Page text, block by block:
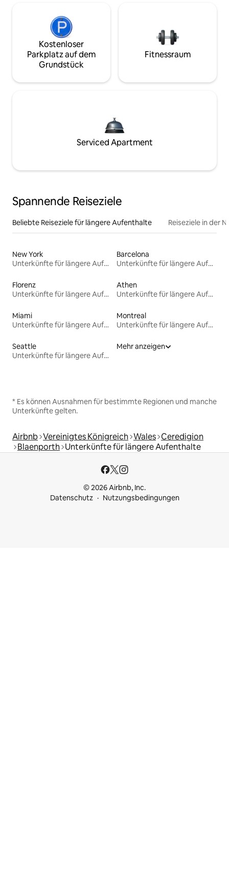
Kostenloser
Parkplatz auf dem
Grundstück
Fitnessraum
Serviced Apartment
Spannende Reiseziele
Beliebte Reiseziele für längere Aufenthalte Reiseziele in der
New York
Unterkünfte für längere Aufenthalte
Barcelona
Unterkünfte für längere Aufenthalte
Florenz
Unterkünfte für längere Aufenthalte
Athen
Unterkünfte für längere Aufenthalte
Miami
Unterkünfte für längere Aufenthalte
Montreal
Unterkünfte für längere Aufenthalte
Seattle
Unterkünfte für längere Aufenthalte
Mehr anzeigen
* Es können Ausnahmen für bestimmte Regionen und manche
Unterkünfte gelten.
Airbnb Vereinigtes Königreich Wales Ceredigion
Blaenporth Unterkünfte für längere Aufenthalte
© 2026 Airbnb, Inc.
Datenschutz
Nutzungsbedingungen